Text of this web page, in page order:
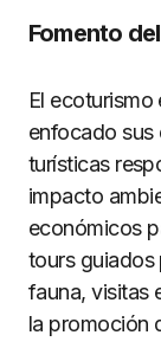
Fomento
El ecoturismo
enfocado sus
turísticas
impacto
económicos
tours guiados
fauna, visitas
la promoción